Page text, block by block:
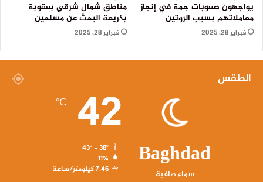
يواجهون صعوبات جمة في إنجاز
معاملاتهم بسبب الروتين
فبراير 28, 2025
مناطق شمال شرقي بعقوبة
بذريعة البحث عن مسلحين
فبراير 28, 2025
الطقس
Baghdad
سماء صافية
42
℃
11%
7.46 كيلومتر/ساعة